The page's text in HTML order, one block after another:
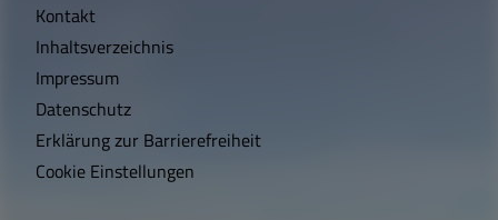
c
h
t
i
Kontakt
Inhaltsverzeichnis
Impressum
Datenschutz
Erklärung zur Barrierefreiheit
Cookie Einstellungen